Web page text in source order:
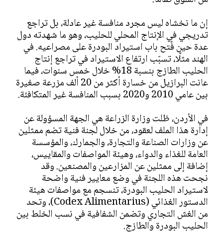
إن ما نخشاه ليس مجرد منافسة غير عادلة، بل تراجع
تدريجي في الإنتاج المحلي للحليب، وهو ما شهدته دول
عدة حين فُتح باب استيراد البودرة على مصراعيه. في
الهند مثلًا، تسبّب ارتفاع الاستيراد في تراجع إنتاج
الحليب الطازج بنسبة 18% خلال خمس سنوات، فيما
عانت البرازيل من خسارة أكثر من 20 ألف مزرعة صغيرة
بين عامي 2010 و2020 بسبب المنافسة غير المتكافئة.
في الأردن، ظلت وزارة الزراعة هي الجهة المسؤولة عن
إدارة هذا الملف لعقود، من خلال لجنة فنية تضم ممثلين
عن وزارات الصناعة والتجارة، والجمارك، والمؤسسة
العامة للغذاء والدواء، وهيئة المواصفات والمقاييس،
إضافة إلى ممثلين عن المزارعين والمصنعين. وقد
نجحت هذه اللجنة في وضع معايير فنية واضحة
لاستيراد الحليب البودرة، تنسجم مع مواصفات هيئة
الدستور الغذائي (Codex Alimentarius)، وتحد
من الغش التجاري وتضمن الشفافية في نسب الخلط بين
الحليب البودرة والطازج.